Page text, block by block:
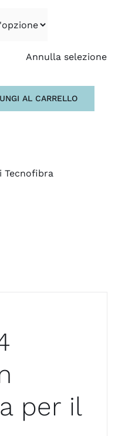
Annulla selezione
AL CARRELLO
Tecnofibra
per il